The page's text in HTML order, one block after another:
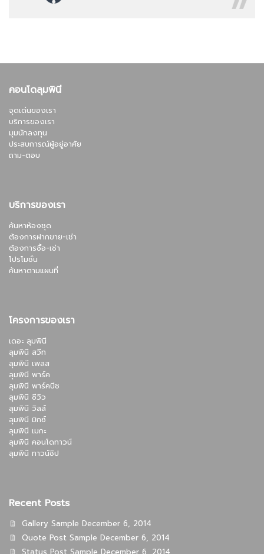
คอนโดลุมพินี
จุดเด่นของเรา
บริการของเรา
มุมนักลงทุน
ประสบการณ์ผู้อยู่อาศัย
ถาม-ตอบ
บริการของเรา
ค้นหาห้องชุด
ต้องการฝากขาย-เช่า
ต้องการซื้อ-เช่า
โปรโมชั่น
ค้นหาตามแผนที่
โครงการของเรา
เดอะ ลุมพินี
ลุมพินี สวีท
ลุมพินี เพลส
ลุมพินี พาร์ค
ลุมพินี พาร์คบีช
ลุมพินี ซีวิว
ลุมพินี วิลล์
ลุมพินี มิกซ์
ลุมพินี เมกะ
ลุมพินี คอนโดทาวน์
ลุมพินี ทาวน์ชิป
Recent Posts
Gallery Sample December 6, 2014
Quote Post Sample December 6, 2014
Status Post Sample December 6, 2014